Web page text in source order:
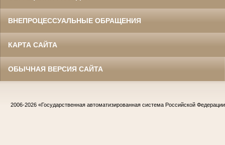
ВНЕПРОЦЕССУАЛЬНЫЕ ОБРАЩЕНИЯ
КАРТА САЙТА
ОБЫЧНАЯ ВЕРСИЯ САЙТА
2006-2026 «Государственная автоматизированная система Российской